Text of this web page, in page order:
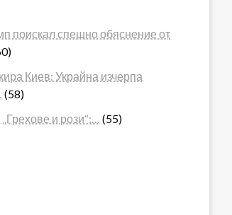
поискал спешно обяснение от
Киев: Украйна изчерпа
(58)
и рози“:…
(55)